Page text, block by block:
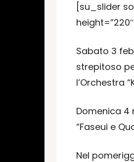
[su_slider
Sabato 3
strepitoso
l’Orchestra
Domenica 4
“Faseui e
Nel